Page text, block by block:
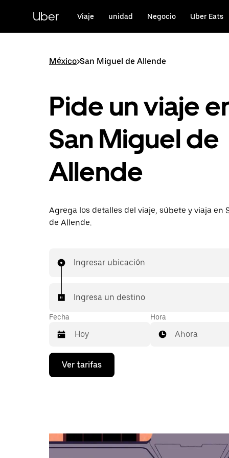
contenido
principal
Uber Viaje unidad Negocio Uber Eats
México>San Miguel de Allende
Pide un viaje
San Miguel de
Allende
Agrega los detalles del viaje, súbete y viaja en
de Allende.
Ingresar ubicación
Ingresa un destino
Fecha
Presiona
flecha
el
calendario
y
Hora
Ahora
Ver tarifas